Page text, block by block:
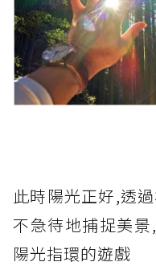
此時陽光正好,透
不急待地捕捉美
陽光指環的遊戲